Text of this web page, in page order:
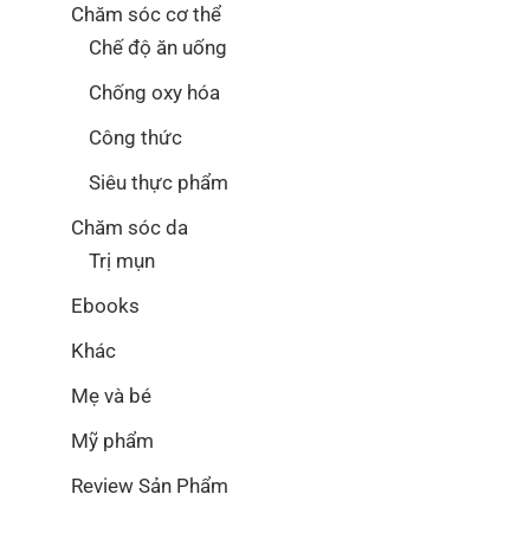
Chăm sóc cơ thể
Chế độ ăn uống
Chống oxy hóa
Công thức
Siêu thực phẩm
Chăm sóc da
Trị mụn
Ebooks
Khác
Mẹ và bé
Mỹ phẩm
Review Sản Phẩm